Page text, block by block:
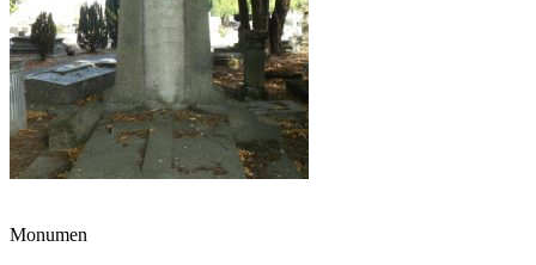
Monumen